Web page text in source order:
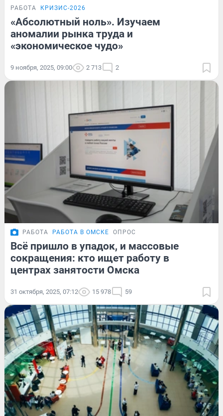
РАБОТА КРИЗИС-2026
«Абсолютный ноль». Изучаем
аномалии рынка труда и
«экономическое чудо»
9 ноября, 2025, 09:00 2 713 2
РАБОТА РАБОТА В ОМСКЕ ОПРОС
Всё пришло в упадок, и массовые
сокращения: кто ищет работу в
центрах занятости Омска
31 октября, 2025, 07:12 15 978 59